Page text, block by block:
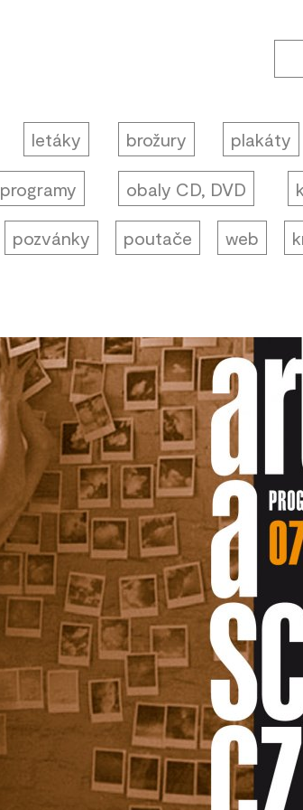
letáky brožury plakáty
programy obaly CD, DVD
pozvánky poutače web